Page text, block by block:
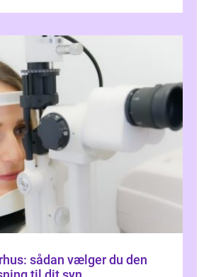
sådan vælger du den